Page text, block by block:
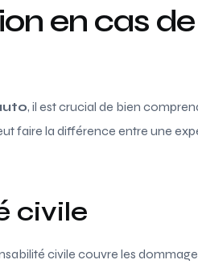
en cas
, il est crucial de bien
faire la différence entre une
civile
civile couvre les